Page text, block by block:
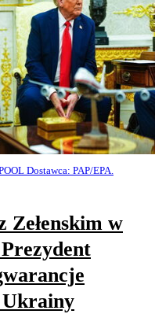
fot. EPA/AARON SCHWARTZ / POOL Dostawca: PAP/EPA.
Zełenskim w
Ukrainy